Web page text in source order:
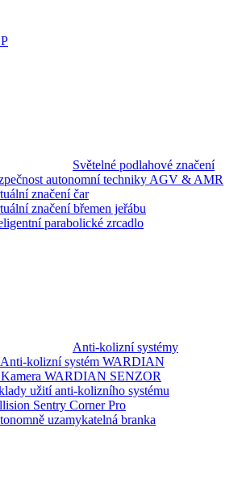
Světelné podlahové značení
autonomní techniky AGV & AMR
značení čar
značení břemen jeřábu
parabolické zrcadlo
Anti-kolizní systémy
kolizní systém WARDIAN
WARDIAN SENZOR
užití anti-kolizního systému
Sentry Corner Pro
uzamykatelná branka